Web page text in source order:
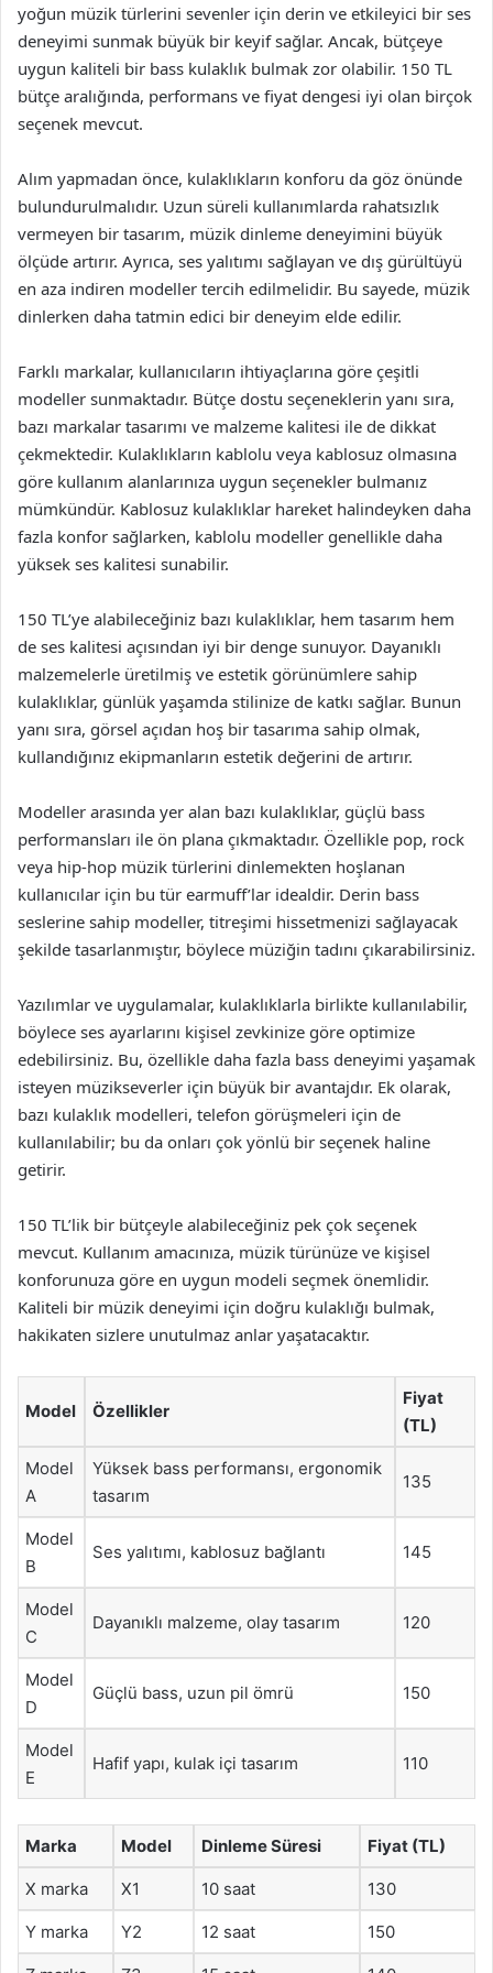
yoğun müzik türlerini sevenler için derin ve etkileyici bir ses
deneyimi sunmak büyük bir keyif sağlar. Ancak, bütçeye
uygun kaliteli bir bass kulaklık bulmak zor olabilir. 150 TL
bütçe aralığında, performans ve fiyat dengesi iyi olan birçok
seçenek mevcut.
Alım yapmadan önce, kulaklıkların konforu da göz önünde
bulundurulmalıdır. Uzun süreli kullanımlarda rahatsızlık
vermeyen bir tasarım, müzik dinleme deneyimini büyük
ölçüde artırır. Ayrıca, ses yalıtımı sağlayan ve dış gürültüyü
en aza indiren modeller tercih edilmelidir. Bu sayede, müzik
dinlerken daha tatmin edici bir deneyim elde edilir.
Farklı markalar, kullanıcıların ihtiyaçlarına göre çeşitli
modeller sunmaktadır. Bütçe dostu seçeneklerin yanı sıra,
bazı markalar tasarımı ve malzeme kalitesi ile de dikkat
çekmektedir. Kulaklıkların kablolu veya kablosuz olmasına
göre kullanım alanlarınıza uygun seçenekler bulmanız
mümkündür. Kablosuz kulaklıklar hareket halindeyken daha
fazla konfor sağlarken, kablolu modeller genellikle daha
yüksek ses kalitesi sunabilir.
150 TL’ye alabileceğiniz bazı kulaklıklar, hem tasarım hem
de ses kalitesi açısından iyi bir denge sunuyor. Dayanıklı
malzemelerle üretilmiş ve estetik görünümlere sahip
kulaklıklar, günlük yaşamda stilinize de katkı sağlar. Bunun
yanı sıra, görsel açıdan hoş bir tasarıma sahip olmak,
kullandığınız ekipmanların estetik değerini de artırır.
Modeller arasında yer alan bazı kulaklıklar, güçlü bass
performansları ile ön plana çıkmaktadır. Özellikle pop, rock
veya hip-hop müzik türlerini dinlemekten hoşlanan
kullanıcılar için bu tür earmuff’lar idealdir. Derin bass
seslerine sahip modeller, titreşimi hissetmenizi sağlayacak
şekilde tasarlanmıştır, böylece müziğin tadını çıkarabilirsiniz.
Yazılımlar ve uygulamalar, kulaklıklarla birlikte kullanılabilir,
böylece ses ayarlarını kişisel zevkinize göre optimize
edebilirsiniz. Bu, özellikle daha fazla bass deneyimi yaşamak
isteyen müzikseverler için büyük bir avantajdır. Ek olarak,
bazı kulaklık modelleri, telefon görüşmeleri için de
kullanılabilir; bu da onları çok yönlü bir seçenek haline
getirir.
150 TL’lik bir bütçeyle alabileceğiniz pek çok seçenek
mevcut. Kullanım amacınıza, müzik türünüze ve kişisel
konforunuza göre en uygun modeli seçmek önemlidir.
Kaliteli bir müzik deneyimi için doğru kulaklığı bulmak,
hakikaten sizlere unutulmaz anlar yaşatacaktır.
Model Özellikler
Fiyat
(TL)
Model
A
Yüksek bass performansı, ergonomik
tasarım
135
Model
B
Ses yalıtımı, kablosuz bağlantı 145
Model
C
Dayanıklı malzeme, olay tasarım 120
Model
D
Güçlü bass, uzun pil ömrü 150
Model
E
Hafif yapı, kulak içi tasarım 110
Marka Model Dinleme Süresi Fiyat (TL)
X marka X1 10 saat 130
Y marka Y2 12 saat 150